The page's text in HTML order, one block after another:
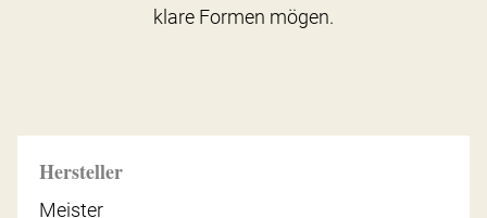
Hersteller
Meister
klare Formen mögen.